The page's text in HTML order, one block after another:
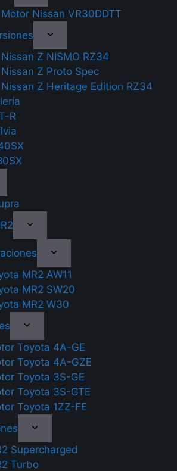
Motor Nissan VR30DDTT
Nissan Z NISMO RZ34
Nissan Z Proto Spec
Nissan Z Heritage Edition RZ34
R
MR2 AW11
MR2 SW20
MR2 W30
Toyota 4A-GE
Toyota 4A-GZE
Toyota 3S-GE
Toyota 3S-GTE
Toyota 1ZZ-FE
Supercharged
Turbo